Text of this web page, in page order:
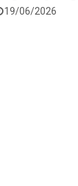
19/06/2026